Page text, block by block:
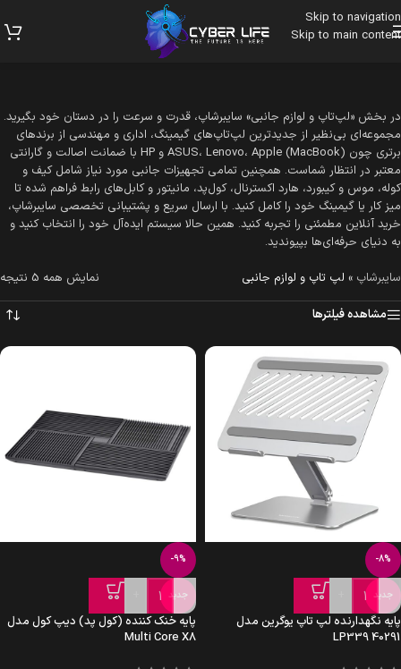
Skip to navigation
Skip to main content
در بخش «لپ‌تاپ و لوازم جانبی» سایبرشاپ، قدرت و سرعت را در دستان خود بگیرید.
مجموعه‌ای بی‌نظیر از جدیدترین لپ‌تاپ‌های گیمینگ، اداری و مهندسی از برندهای
برتری چون ASUS، Lenovo، Apple (MacBook) و HP با ضمانت اصالت و گارانتی
معتبر در انتظار شماست. همچنین تمامی تجهیزات جانبی مورد نیاز شامل کیف و
کوله، موس و کیبورد، هارد اکسترنال، کول‌پد، مانیتور و کابل‌های رابط فراهم شده تا
میز کار یا گیمینگ خود را کامل کنید. با ارسال سریع و پشتیبانی تخصصی سایبرشاپ،
خرید آنلاین مطمئنی را تجربه کنید. همین حالا سیستم ایده‌آل خود را انتخاب کنید و
به دنیای حرفه‌ای‌ها بپیوندید.
سایبرشاپ » لپ تاپ و لوازم جانبی نمایش همه 5 نتیجه
مشاهده فیلترها
-8%
جدید
-
پایه نگهدارنده لپ تاپ یوگرین مدل
LP339 40291
-9%
جدید
-
پایه خنک کننده (کول پد) دیپ کول مدل
Multi Core X8